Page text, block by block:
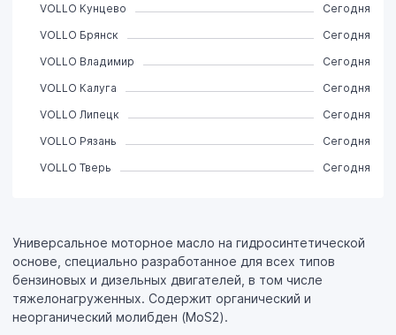
Универсальное моторное масло на гидросинтетической
основе, специально разработанное для всех типов
бензиновых и дизельных двигателей, в том числе
тяжелонагруженных. Содержит органический и
неорганический молибден (MoS2).
VOLLO Кунцево
Сегодня
VOLLO Брянск
Сегодня
VOLLO Владимир
Сегодня
VOLLO Калуга
Сегодня
VOLLO Липецк
Сегодня
VOLLO Рязань
Сегодня
VOLLO Тверь
Сегодня